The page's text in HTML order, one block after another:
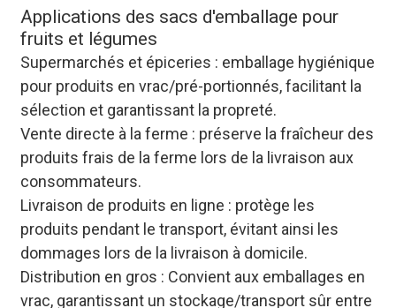
Applications des sacs d'emballage pour
fruits et légumes
Supermarchés et épiceries : emballage hygiénique
pour produits en vrac/pré-portionnés, facilitant la
sélection et garantissant la propreté.
Vente directe à la ferme : préserve la fraîcheur des
produits frais de la ferme lors de la livraison aux
consommateurs.
Livraison de produits en ligne : protège les
produits pendant le transport, évitant ainsi les
dommages lors de la livraison à domicile.
Distribution en gros : Convient aux emballages en
vrac, garantissant un stockage/transport sûr entre